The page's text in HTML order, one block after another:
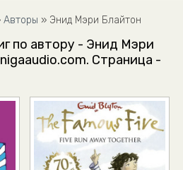
Авторы » Энид Мэри Блайтон
по автору - Энид Мэри
Страница -